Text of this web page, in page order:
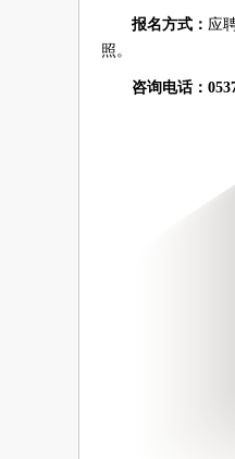
报名方式： 应
照。
咨询电话：